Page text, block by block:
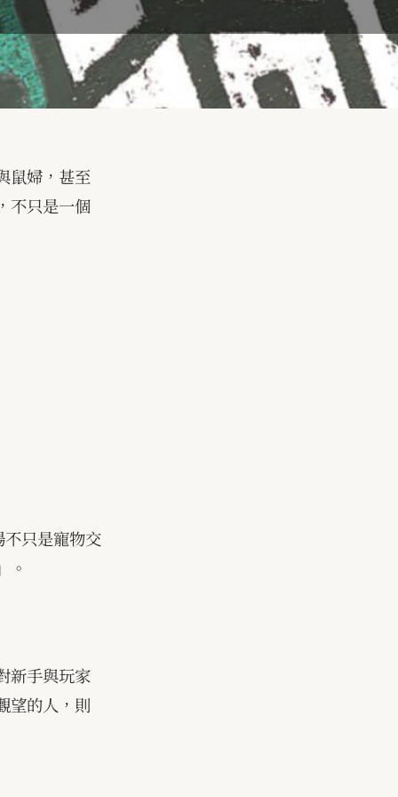
鼠婦，甚至
不只是一個
只是寵物交
。
新手與玩家
望的人，則